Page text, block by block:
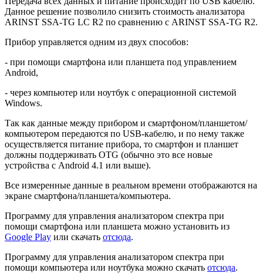
Данное решение позволило снизить стоимость анализатора
ARINST SSA-TG LC R2 по сравнению с ARINST SSA-TG R2.
Прибор управляется одним из двух способов:
- при помощи смартфона или планшета под управлением
Android,
- через компьютер или ноутбук с операционной системой
Windows.
Так как данные между прибором и смартфоном/планшетом/
компьютером передаются по USB-кабелю, и по нему также
осуществляется питание прибора, то смартфон и планшет
должны поддерживать OTG (обычно это все новые
устройства с Android 4.1 или выше).
Все измеренные данные в реальном времени отображаются на
экране смартфона/планшета/компьютера.
Программу для управления анализатором спектра при
помощи смартфона или планшета можно установить из
Google Play или скачать отсюда.
Программу для управления анализатором спектра при
помощи компьютера или ноутбука можно скачать отсюда.